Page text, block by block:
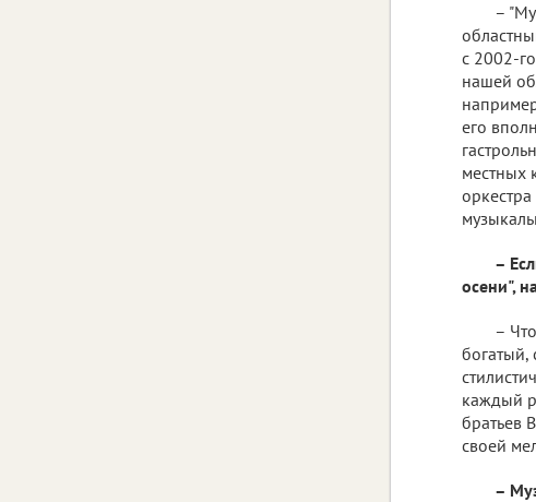
–
с 2002-
нашей
его
местных
–
осени",
–
богатый,
каждый
братьев
своей
–